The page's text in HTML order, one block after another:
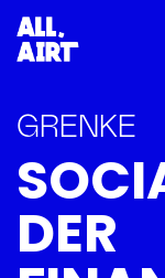
GRENKE
DER